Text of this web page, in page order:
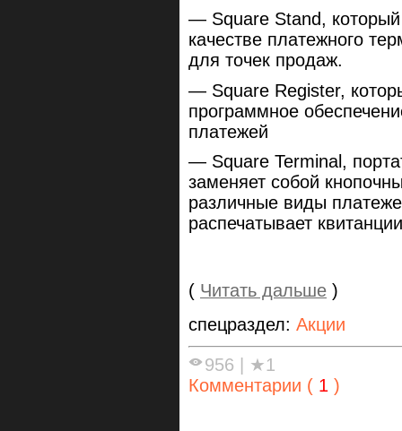
— Square Stand, который
качестве платежного
для точек продаж.
— Square Register,
программное
платежей
— Square Terminal,
заменяет собой
различные виды
распечатывает квитанции
( Читать дальше )
спецраздел: Акции
956
★1
Комментарии ( 1 )